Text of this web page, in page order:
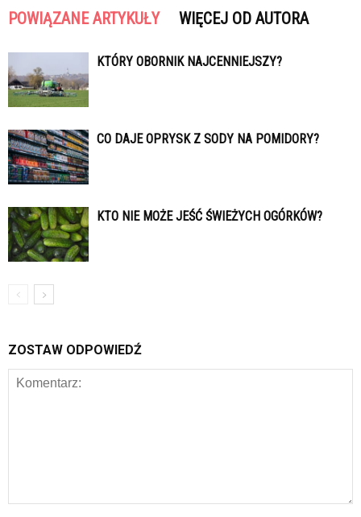
POWIĄZANE ARTYKUŁY WIĘCEJ OD AUTORA
KTÓRY OBORNIK NAJCENNIEJSZY?
CO DAJE OPRYSK Z SODY NA POMIDORY?
KTO NIE MOŻE JEŚĆ ŚWIEŻYCH OGÓRKÓW?
ZOSTAW ODPOWIEDŹ